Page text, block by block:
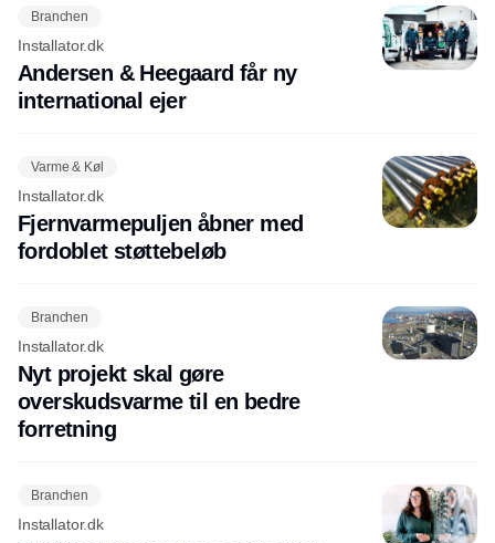
Branchen
Installator.dk
Andersen & Heegaard får ny
international ejer
Varme & Køl
Installator.dk
Fjernvarmepuljen åbner med
fordoblet støttebeløb
Branchen
Installator.dk
Nyt projekt skal gøre
overskudsvarme til en bedre
forretning
Branchen
Installator.dk